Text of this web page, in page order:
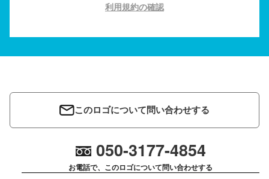
利用規約の確認
このロゴについて問い合わせする
050-3177-4854
お電話で、このロゴについて問い合わせする